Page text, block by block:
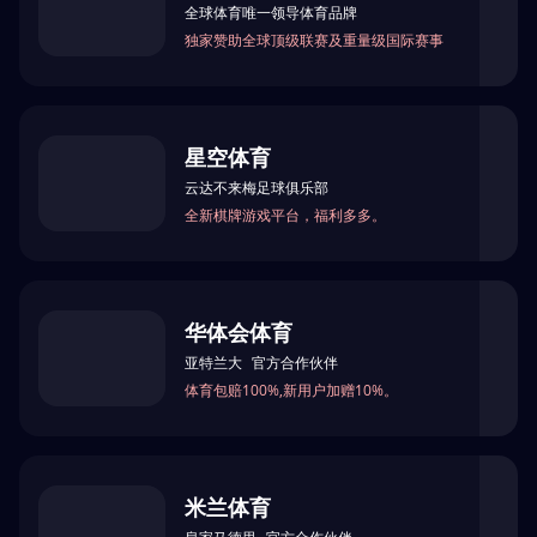
浏览器安全检查中...